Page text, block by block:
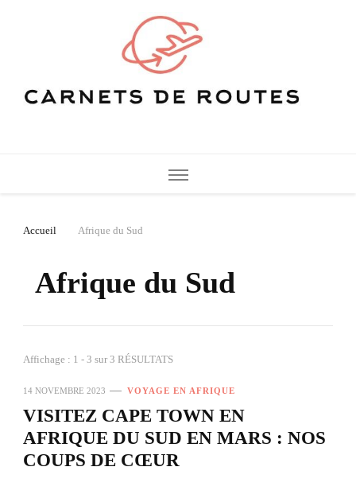
Accueil Afrique du Sud
Afrique du Sud
Affichage : 1 - 3 sur 3 RÉSULTATS
14 NOVEMBRE 2023 VOYAGE EN AFRIQUE
VISITEZ CAPE TOWN EN
AFRIQUE DU SUD EN MARS : NOS
COUPS DE CŒUR